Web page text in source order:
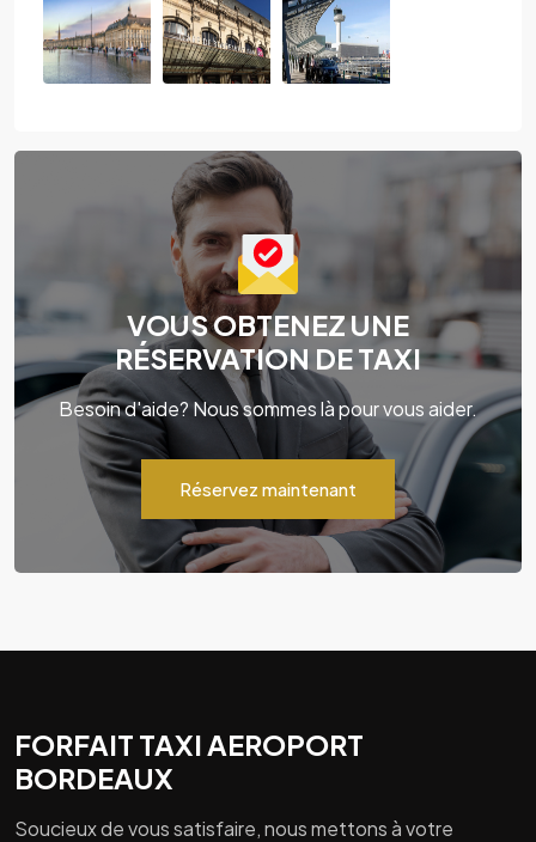
VOUS OBTENEZ UNE
RÉSERVATION DE TAXI
Besoin d'aide? Nous sommes là pour vous aider.
Réservez maintenant
FORFAIT TAXI AEROPORT
BORDEAUX
Soucieux de vous satisfaire, nous mettons à votre